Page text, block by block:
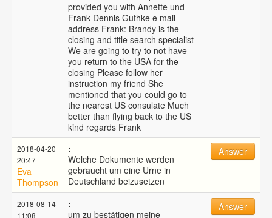
provided you with Annette und
Frank-Dennis Guthke e mail
address Frank: Brandy is the
closing and title search specialist
We are going to try to not have
you return to the USA for the
closing Please follow her
instruction my friend She
mentioned that you could go to
the nearest US consulate Much
better than flying back to the US
kind regards Frank
2018-04-20
20:47
Eva
Thompson
:
Welche Dokumente werden
gebraucht um eine Urne in
Deutschland beizusetzen
Answer
2018-08-14
11:08
:
um zu bestätigen meine
Answer